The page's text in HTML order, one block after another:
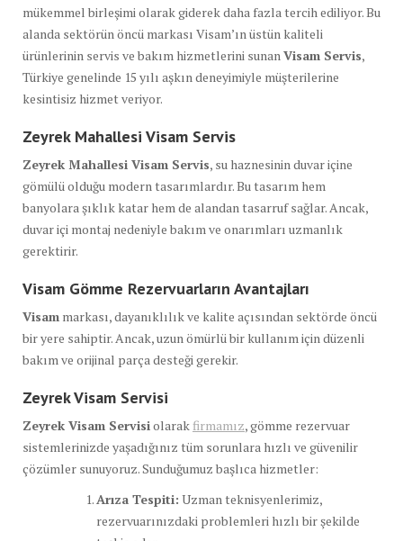
mükemmel birleşimi olarak giderek daha fazla tercih ediliyor. Bu
alanda sektörün öncü markası Visam’ın üstün kaliteli
ürünlerinin servis ve bakım hizmetlerini sunan Visam Servis,
Türkiye genelinde 15 yılı aşkın deneyimiyle müşterilerine
kesintisiz hizmet veriyor.
Zeyrek Mahallesi Visam Servis
Zeyrek Mahallesi Visam Servis, su haznesinin duvar içine
gömülü olduğu modern tasarımlardır. Bu tasarım hem
banyolara şıklık katar hem de alandan tasarruf sağlar. Ancak,
duvar içi montaj nedeniyle bakım ve onarımları uzmanlık
gerektirir.
Visam Gömme Rezervuarların Avantajları
Visam markası, dayanıklılık ve kalite açısından sektörde öncü
bir yere sahiptir. Ancak, uzun ömürlü bir kullanım için düzenli
bakım ve orijinal parça desteği gerekir.
Zeyrek Visam Servisi
Zeyrek Visam Servisiolarak firmamız, gömme rezervuar
sistemlerinizde yaşadığınız tüm sorunlara hızlı ve güvenilir
çözümler sunuyoruz. Sunduğumuz başlıca hizmetler:
Arıza Tespiti: Uzman teknisyenlerimiz,
rezervuarınızdaki problemleri hızlı bir şekilde